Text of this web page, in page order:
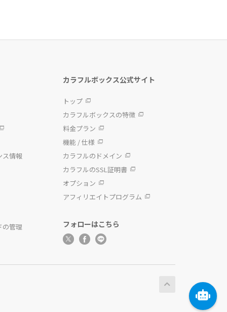
ス情報
の管理
カラフルボックス公式サイト
トップ
カラフルボックスの特徴
料金プラン
機能 / 仕様
カラフルのドメイン
カラフルのSSL証明書
オプション
アフィリエイトプログラム
フォローはこちら